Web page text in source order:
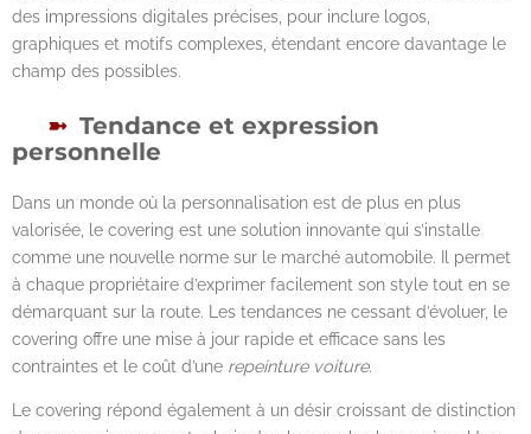
des impressions digitales précises, pour inclure logos,
graphiques et motifs complexes, étendant encore davantage le
champ des possibles.
Tendance et expression
personnelle
Dans un monde où la personnalisation est de plus en plus
valorisée, le covering est une solution innovante qui s’installe
comme une nouvelle norme sur le marché automobile. Il permet
à chaque propriétaire d’exprimer facilement son style tout en se
démarquant sur la route. Les tendances ne cessant d’évoluer, le
covering offre une mise à jour rapide et efficace sans les
contraintes et le coût d’une repeinture voiture.
Le covering répond également à un désir croissant de distinction